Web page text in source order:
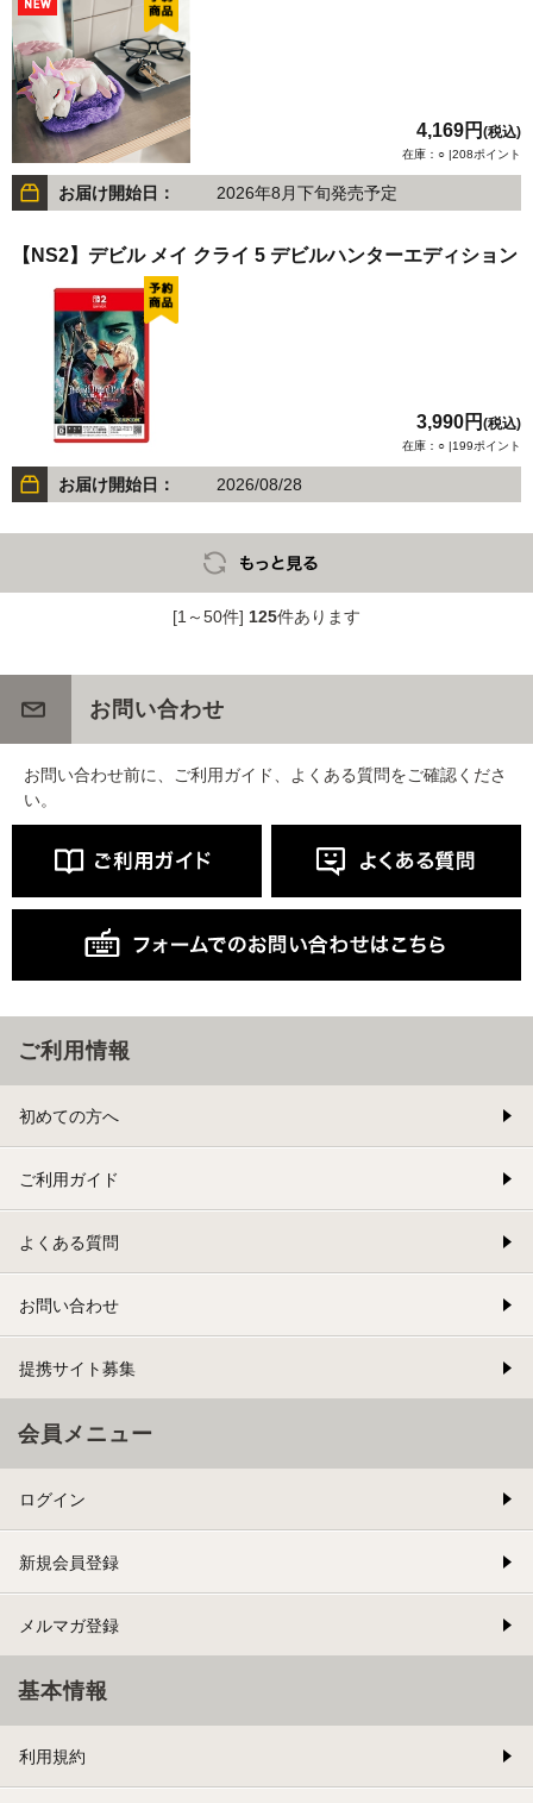
4,169円 (税込)
在庫：○ |208ポイント
お届け開始日： 2026年8月下旬発売予定
【NS2】デビル メイ クライ 5 デビルハンターエディション
3,990円 (税込)
在庫：○ |199ポイント
お届け開始日： 2026/08/28
[1～50件] 125件あります
お問い合わせ
お問い合わせ前に、ご利用ガイド、よくある質問をご確認くださ
い。
ご利用情報
初めての方へ
ご利用ガイド
よくある質問
お問い合わせ
提携サイト募集
会員メニュー
ログイン
新規会員登録
メルマガ登録
基本情報
利用規約